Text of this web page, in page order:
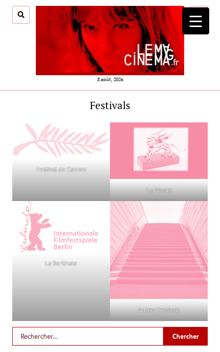
8 août, 2026
menu
Festivals
Festival de Cannes
La Mostra
La Berlinale
Autres Festivals